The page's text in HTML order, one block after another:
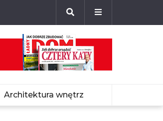
Architektura wnętrz